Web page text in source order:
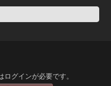
ログインが必要です。